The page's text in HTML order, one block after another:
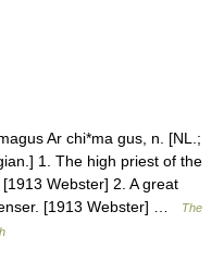
Ar chi*ma gus, n. [NL.;
1. The high priest of the
Webster] 2. A great
[1913 Webster] …
The